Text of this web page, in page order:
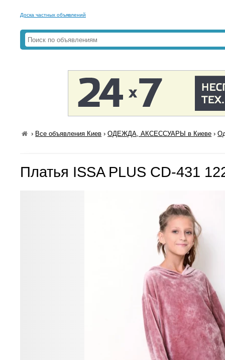
Доска частных объявлений
› Все объявления Киев ›ОДЕЖДА, АКСЕССУАРЫ в Киеве ›
Платья ISSA PLUS CD-431